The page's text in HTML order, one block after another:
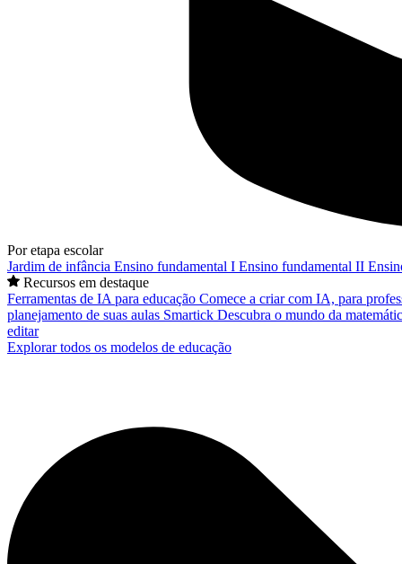
Por etapa escolar
Jardim de infância Ensino fundamental I Ensino fundamental II
Recursos em destaque
Ferramentas de IA para educação Comece a criar com IA, para
planejamento de suas aulas Smartick Descubra o mundo da
editar
Explorar todos os modelos de educação